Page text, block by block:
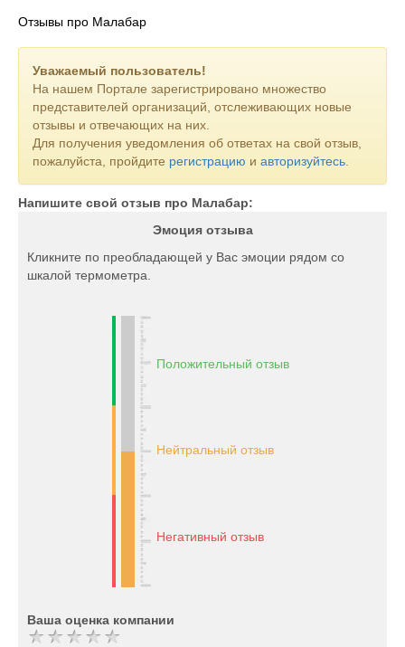
Отзывы про Малабар
Уважаемый пользователь!
На нашем Портале зарегистрировано множество
представителей организаций, отслеживающих новые
отзывы и отвечающих на них.
Для получения уведомления об ответах на свой отзыв,
пожалуйста, пройдите регистрацию и авторизуйтесь
Напишите свой отзыв про Малабар:
Эмоция отзыва
Кликните по преобладающей у Вас эмоции рядом со
шкалой термометра.
Положительный отзыв
Нейтральный отзыв
Негативный отзыв
Ваша оценка компании